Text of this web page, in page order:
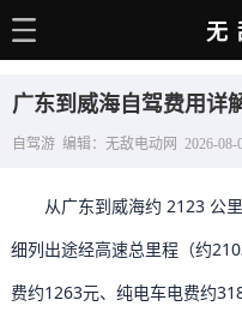
电动百科
无
广东到威海自驾费用详
自驾游 编辑：无敌电动网 2026-08-
从广东到威海约 2123 公
细列出途经高速总里程（约
费约1263元、纯电车电费约